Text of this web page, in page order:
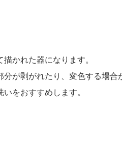
かれた器になります。
が剥がれたり、変色する場合
をおすすめします。